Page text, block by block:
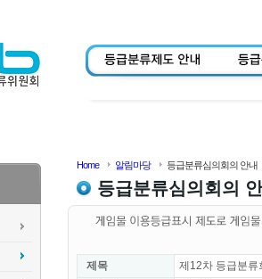
Home 알림마당 등급분류심의회의 안내
등급분류심의회의
제목 제12차 등급분류